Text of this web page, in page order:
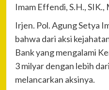
Imam Effendi, S.H.,
Irjen. Pol. Agung Setya
bahwa dari aksi
Bank yang mengalami
3 milyar dengan lebih
melancarkan aksinya.